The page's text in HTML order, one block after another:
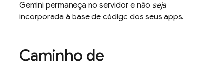
Gemini permaneça no servidor e não seja
incorporada à base de código dos seus apps.
Caminho de